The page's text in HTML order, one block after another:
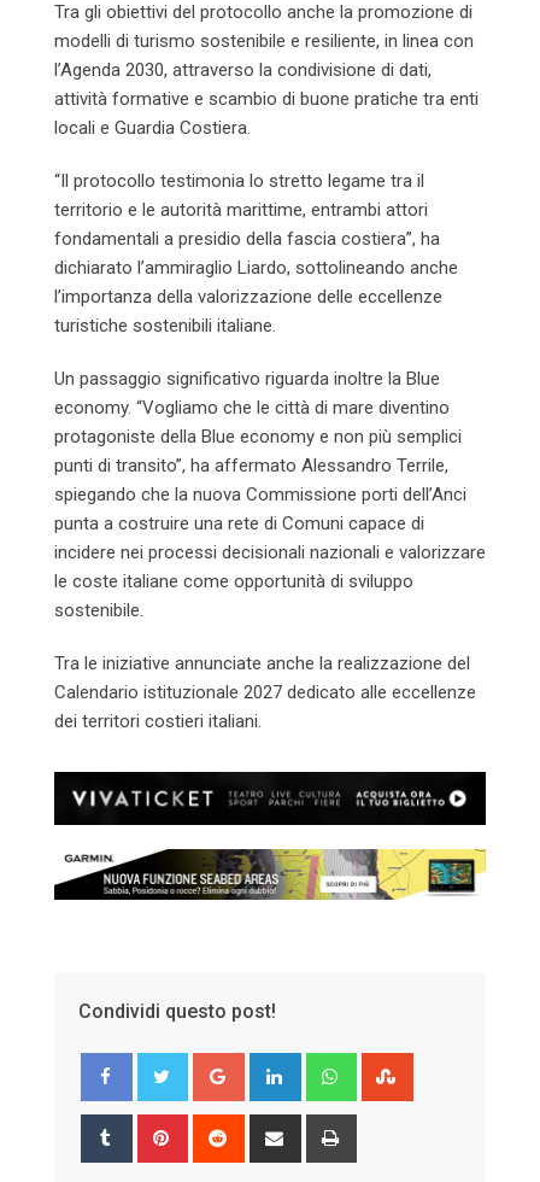
Tra gli obiettivi del protocollo anche la promozione di
modelli di turismo sostenibile e resiliente, in linea con
l’Agenda 2030, attraverso la condivisione di dati,
attività formative e scambio di buone pratiche tra enti
locali e Guardia Costiera.
“Il protocollo testimonia lo stretto legame tra il
territorio e le autorità marittime, entrambi attori
fondamentali a presidio della fascia costiera”, ha
dichiarato l’ammiraglio Liardo, sottolineando anche
l’importanza della valorizzazione delle eccellenze
turistiche sostenibili italiane.
Un passaggio significativo riguarda inoltre la Blue
economy. “Vogliamo che le città di mare diventino
protagoniste della Blue economy e non più semplici
punti di transito”, ha affermato Alessandro Terrile,
spiegando che la nuova Commissione porti dell’Anci
punta a costruire una rete di Comuni capace di
incidere nei processi decisionali nazionali e valorizzare
le coste italiane come opportunità di sviluppo
sostenibile.
Tra le iniziative annunciate anche la realizzazione del
Calendario istituzionale 2027 dedicato alle eccellenze
dei territori costieri italiani.
Condividi questo post!
Google+ LinkedIn Whatsapp
Tumblr Pinterest Reddit
Share